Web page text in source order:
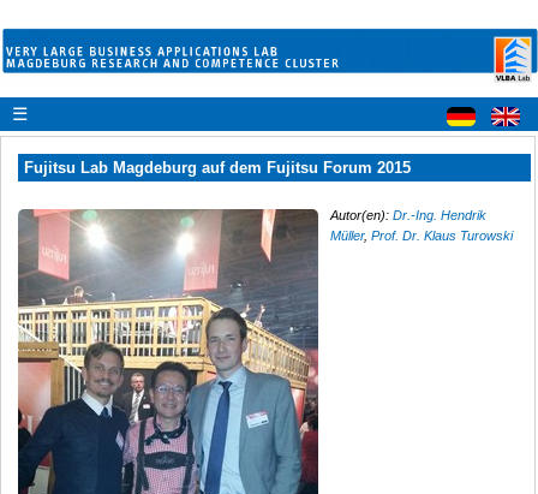
☰
Fujitsu Lab Magdeburg auf dem Fujitsu Forum 2015
Autor(en): Dr.-Ing. Hendrik
Müller, Prof. Dr. Klaus Turowski